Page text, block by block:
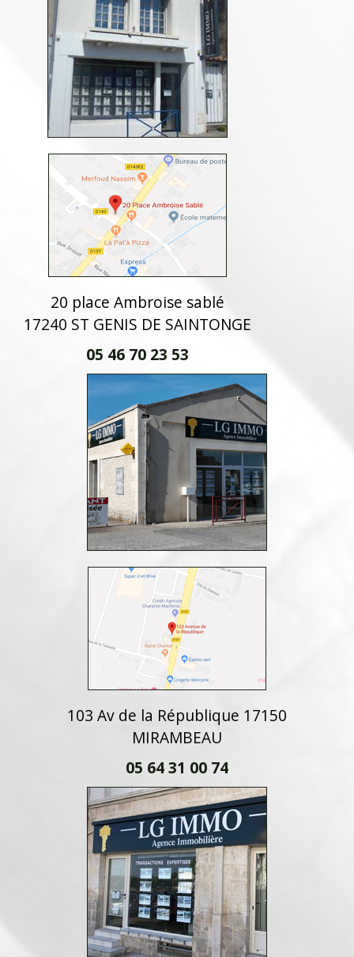
20 place Ambroise sablé
17240 ST GENIS DE SAINTONGE
05 46 70 23 53
103 Av de la République 17150
MIRAMBEAU
05 64 31 00 74